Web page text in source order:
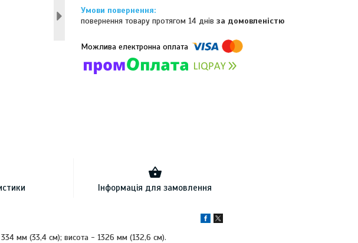
повернення товару протягом 14 днівза домовленістю
Інформація для замовлення
334 мм (33,4 см); висота - 1326 мм (132,6 см).